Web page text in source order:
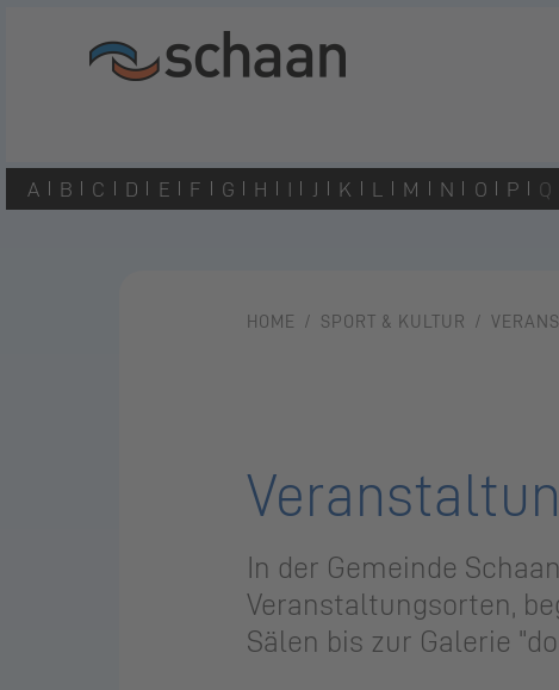
A B C D E F G H I J K L M N O P Q
HOME SPORT & KULTUR
In der Ge­mein­de
Veranstaltungsorten,
Sälen bis zur Galerie